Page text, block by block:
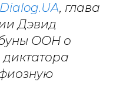
Dialog.UA, глава
Дэвид
ООН о